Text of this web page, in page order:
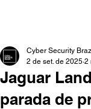
Jaguar
parada de
Cyber Security
2 de set. de 2025 2